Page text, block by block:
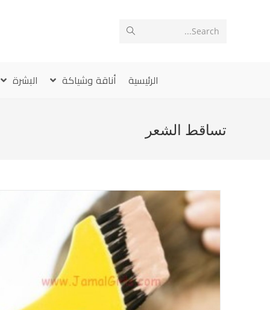
Search...
الرئيسية أناقة وشياكة البشرة
تساقط الشعر